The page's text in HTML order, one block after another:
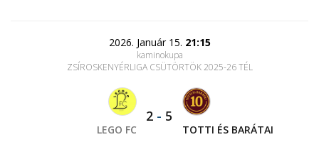
2026. Január 15. 21:15
kaminokupa
ZSÍROSKENYÉRLIGA CSÜTÖRTÖK 2025-26 TÉL
LEGO FC
2 - 5
TOTTI ÉS BARÁTAI